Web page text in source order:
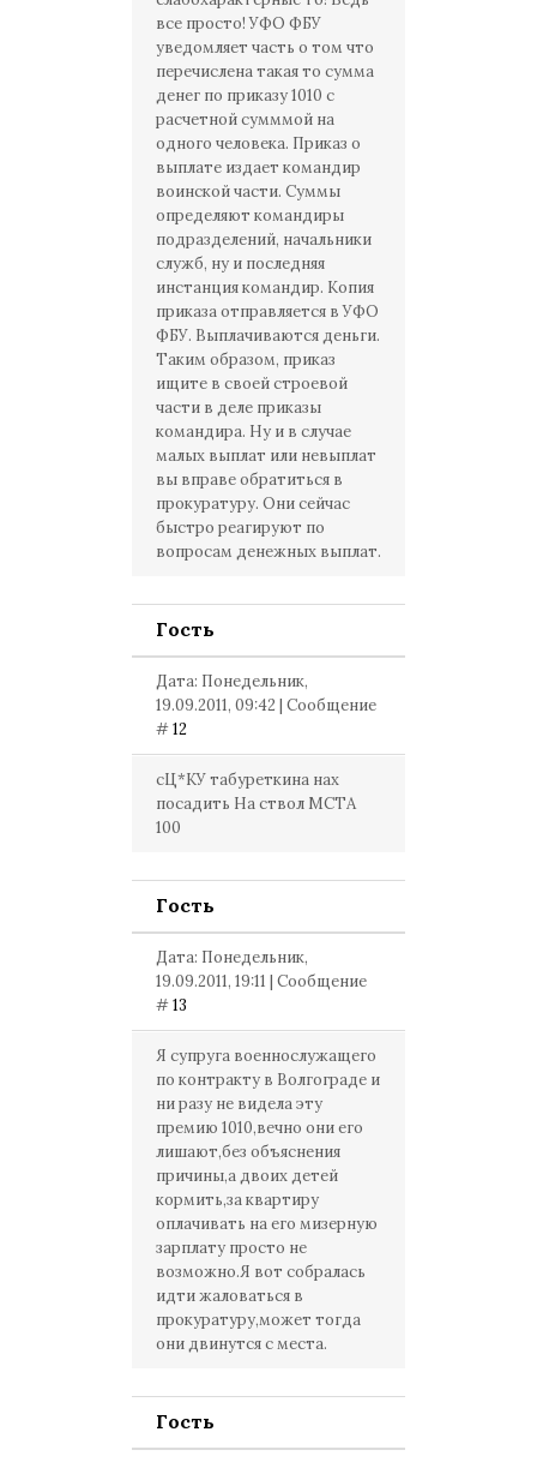
все просто! УФО ФБУ
уведомляет часть о том что
перечислена такая то сумма
денег по приказу 1010 с
расчетной сумммой на
одного человека. Приказ о
выплате издает командир
воинской части. Суммы
определяют командиры
подразделений, начальники
служб, ну и последняя
инстанция командир. Копия
приказа отправляется в УФО
ФБУ. Выплачиваются деньги.
Таким образом, приказ
ищите в своей строевой
части в деле приказы
командира. Ну и в случае
малых выплат или невыплат
вы вправе обратиться в
прокуратуру. Они сейчас
быстро реагируют по
вопросам денежных выплат.
Гость
Дата: Понедельник,
19.09.2011, 09:42 | Сообщение
#12
сЦ*КУ табуреткина нах
посадить На ствол МСТА
100
Гость
Дата: Понедельник,
19.09.2011, 19:11 | Сообщение
#13
Я супруга военнослужащего
по контракту в Волгограде и
ни разу не видела эту
премию 1010,вечно они его
лишают,без объяснения
причины,а двоих детей
кормить,за квартиру
оплачивать на его мизерную
зарплату просто не
возможно.Я вот собралась
идти жаловаться в
прокуратуру,может тогда
они двинутся с места.
Гость